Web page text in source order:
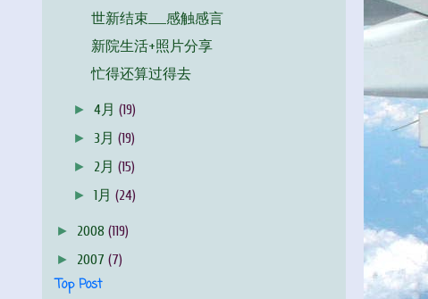
世新结束____感触感言
新院生活+照片分享
忙得还算过得去
►4月(19)
► 3月(19)
► 2月(15)
►1月(24)
► 2008 (119)
► 2007 (7)
Top Post